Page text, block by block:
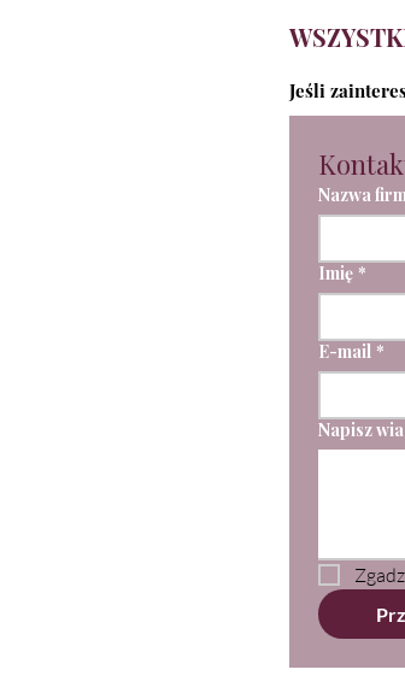
Jeśli
Nazwa
Imię *
E-mail *
Napisz